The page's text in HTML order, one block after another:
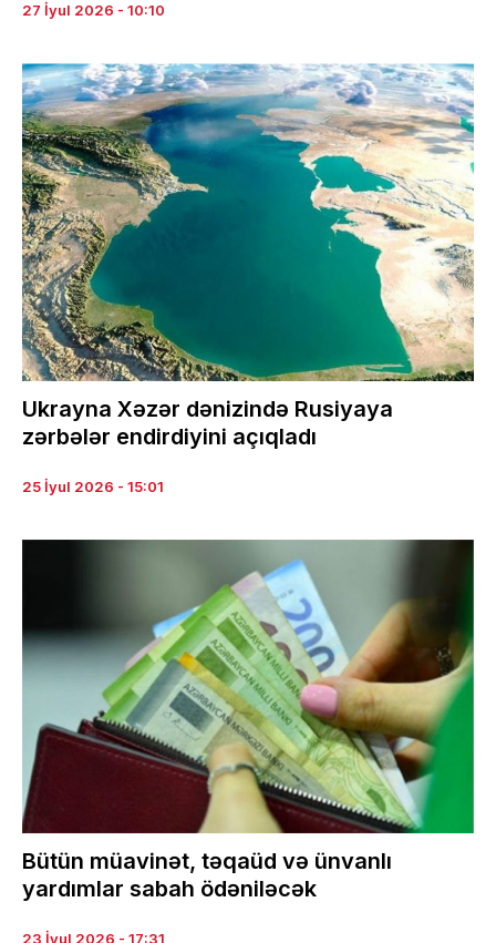
27 İyul 2026 - 10:10
Ukrayna Xəzər dənizində Rusiyaya
zərbələr endirdiyini açıqladı
25 İyul 2026 - 15:01
Bütün müavinət, təqaüd və ünvanlı
yardımlar sabah ödəniləcək
23 İyul 2026 - 17:31